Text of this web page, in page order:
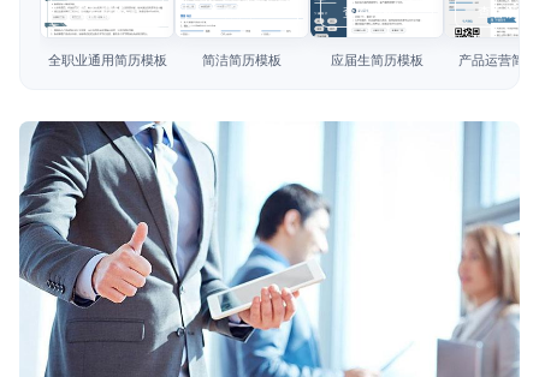
简历教程
查看模板
全职业通用简历模板
查看模板
简洁简历模板
查看模板
应届生简历模板
查看模板
产品运营简